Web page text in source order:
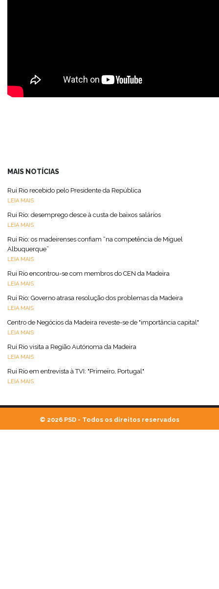
MAIS NOTÍCIAS
Rui Rio recebido pelo Presidente da República
LEIA MAIS
Rui Rio: desemprego desce à custa de baixos salários
LEIA MAIS
Rui Rio: os madeirenses confiam “na competência de Miguel
Albuquerque”
LEIA MAIS
Rui Rio encontrou-se com membros do CEN da Madeira
LEIA MAIS
Rui Rio: Governo atrasa resolução dos problemas da Madeira
LEIA MAIS
Centro de Negócios da Madeira reveste-se de "importância capital"
LEIA MAIS
Rui Rio visita a Região Autónoma da Madeira
LEIA MAIS
Rui Rio em entrevista à TVI: "Primeiro, Portugal"
LEIA MAIS
© 2026 PSD - Todos os direitos reservados